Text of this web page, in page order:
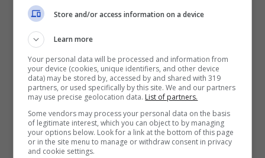
Il virus che infetta gli
smartphone
WhatsApp passa di tutto quindi occhio
anche ai virus che potrebbero sottrarre dati e
scoprire tutte le cose che intendi nascondere:
Store and/or access information on a device
Learn more
Your personal data will be processed and information from
your device (cookies, unique identifiers, and other device
data) may be stored by, accessed by and shared with 319
partners, or used specifically by this site. We and our partners
may use precise geolocation data. List of partners.
Some vendors may process your personal data on the basis
of legitimate interest, which you can object to by managing
your options below. Look for a link at the bottom of this page
or in the site menu to manage or withdraw consent in privacy
and cookie settings.